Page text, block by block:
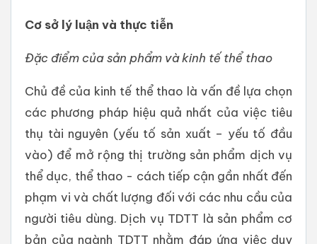
Cơ sở lý luận và thực tiễn
Đặc điểm của sản phẩm và kinh tế thể thao
Chủ đề của kinh tế thể thao là vấn đề lựa chọn
các phương pháp hiệu quả nhất của việc tiêu
thụ tài nguyên (yếu tố sản xuất – yếu tố đầu
vào) để mở rộng thị trường sản phẩm dịch vụ
thể dục, thể thao - cách tiếp cận gần nhất đến
phạm vi và chất lượng đối với các nhu cầu của
người tiêu dùng. Dịch vụ TDTT là sản phẩm cơ
bản của ngành TDTT nhằm đáp ứng việc duy